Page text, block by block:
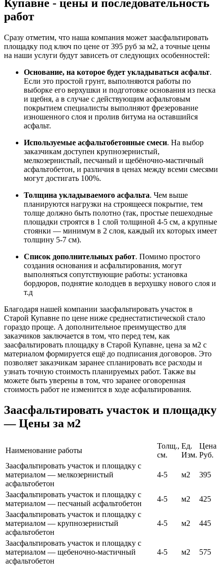
Купавне - цены и последовательность
работ
Сразу отметим, что наша компания может заасфальтировать
площадку под ключ по цене от 395 руб за м2, а точные цены
на наши услуги будут зависеть от следующих особенностей:
Основание, на которое будет укладываться асфальт.
Если это простой грунт, выполняются работы по
выборке его верхушки и подготовке основания из песка
и щебня, а в случае с действующим асфальтовым
покрытием специалисты выполняют фрезерование
изношенного слоя и пролив битума на оставшийся
асфальт.
Используемые асфальтобетонные смеси. На выбор
заказчикам доступен крупнозернистый,
мелкозернистый, песчаный и щебёночно-мастичный
асфальтобетон, и различия в ценах между всеми смесями
могут достигать 100%.
Толщина укладываемого асфальта. Чем выше
планируются нагрузки на строящееся покрытие, тем
толще должно быть полотно (так, простые пешеходные
площадки строятся в 1 слой толщиной 4-5 см, а крупные
стоянки — минимум в 2 слоя, каждый их которых имеет
толщину 5-7 см).
Список дополнительных работ. Помимо простого
создания основания и асфальтирования, могут
выполняться сопутствующие работы: установка
бордюров, поднятие колодцев в верхушку нового слоя и
т.д
Благодаря нашей компании заасфальтировать участок в
Старой Купавне по цене ниже среднестатистической стало
гораздо проще. А дополнительное преимущество для
заказчиков заключается в том, что перед тем, как
заасфальтировать площадку в Старой Купавне, цена за м2 с
материалом формируется ещё до подписания договоров. Это
позволяет заказчикам заранее спланировать все расходы и
узнать точную стоимость планируемых работ. Также вы
можете быть уверены в том, что заранее оговоренная
стоимость работ не изменится в ходе асфальтирования.
Заасфальтировать участок и площадку
— Цены за м2
Наименование работы
Толщ.,
см.
Ед.
Изм.
Цена
Руб.
Заасфальтировать участок и площадку с
материалом — мелкозернистый
асфальтобетон
4-5 м2 395
Заасфальтировать участок и площадку с
материалом — песчаный асфальтобетон
4-5 м2
425
Заасфальтировать участок и площадку с
материалом — крупнозернистый
асфальтобетон
4-5 м2 445
Заасфальтировать участок и площадку с
материалом — щебеночно-мастичный
асфальтобетон
4-5 м2 575